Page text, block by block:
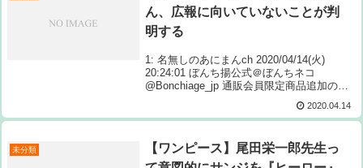
ん、広報に向いていないことが判
明する
1: 名無しのあにまんch 2020/04/14(火)
20:24:01 ぼんち揚公式＠ぼんちネコ
@Bonchiage_jp 通販会員限定商品追加のお
え、クリアファイル付き「オンライ Source:
あ...
2020.04.14
未分類
【ワンピース】尾田栄一郎先生っ